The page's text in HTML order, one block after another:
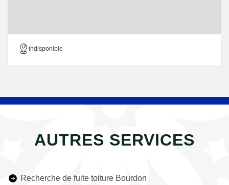
indisponible
AUTRES SERVICES
Recherche de fuite toiture Bourdon